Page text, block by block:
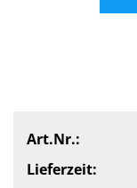
Art.Nr.:
Lieferzeit: